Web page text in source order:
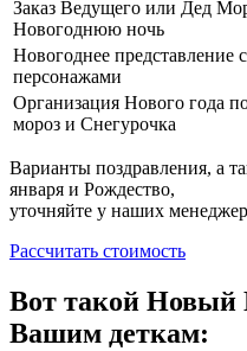
Заказ Ведущего или Дед
Новогоднюю ночь
Новогоднее представление
персонажами
Организация Нового года
мороз и Снегурочка
Варианты поздравления, а
января и Рождество,
уточняйте у наших
Рассчитать стоимость
Вот такой Новый
Вашим деткам: